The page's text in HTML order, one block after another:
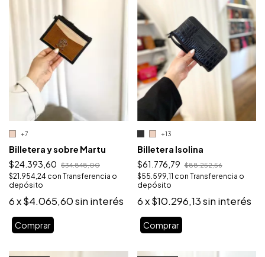
+7
Billetera y sobre Martu
$24.393,60
$34.848,00
$21.954,24 con Transferencia o
depósito
6x$4.065,60sin interés
Comprar
+13
Billetera Isolina
$61.776,79 $88.252,56
$55.599,11 con Transferencia o
depósito
6x$10.296,13sin interés
Comprar